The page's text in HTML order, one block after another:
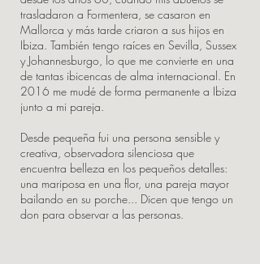
trasladaron a Formentera, se casaron en
Mallorca y más tarde criaron a sus hijos en
Ibiza. También tengo raíces en Sevilla, Sussex
y Johannesburgo, lo que me convierte en una
de tantas ibicencas de alma internacional. En
2016 me mudé de forma permanente a Ibiza
junto a mi pareja.
Desde pequeña fui una persona sensible y
creativa, observadora silenciosa que
encuentra belleza en los pequeños detalles:
una mariposa en una flor, una pareja mayor
bailando en su porche... Dicen que tengo un
don para observar a las personas.